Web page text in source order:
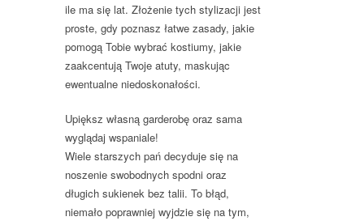
ile ma się lat. Złożenie tych stylizacji jest
proste, gdy poznasz łatwe zasady, jakie
pomogą Tobie wybrać kostiumy, jakie
zaakcentują Twoje atuty, maskując
ewentualne niedoskonałości.
Upiększ własną garderobę oraz sama
wyglądaj wspaniale!
Wiele starszych pań decyduje się na
noszenie swobodnych spodni oraz
długich sukienek bez talii. To błąd,
niemało poprawniej wyjdzie się na tym,